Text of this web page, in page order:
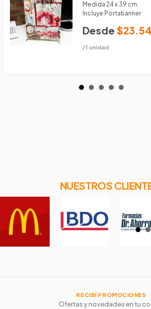
Medida 24 x 39 cm.
Incluye Portabanner
Desde
/1 unidad
NUESTROS
RECIBÍ PROMOCIONES
Ofertas y novedades en tu